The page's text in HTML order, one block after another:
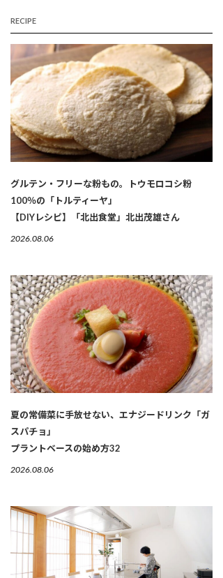
RECIPE
グルテン・フリーな粉もの。トウモロコシ粉
100％の「トルティーヤ」
【DIYレシピ】「北出食堂」北出茂雄さん
2026.08.06
夏の常備菜に手放せない、エナジードリンク「ガ
スパチョ」
プラントベースの始め方32
2026.08.06